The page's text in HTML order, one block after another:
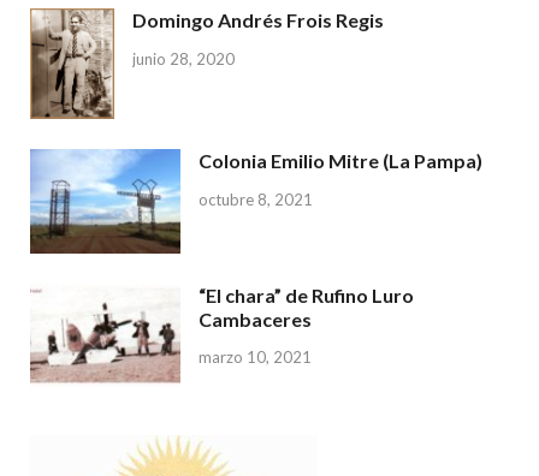
Domingo Andrés Frois Regis
junio 28, 2020
Colonia Emilio Mitre (La Pampa)
octubre 8, 2021
“El chara” de Rufino Luro
Cambaceres
marzo 10, 2021